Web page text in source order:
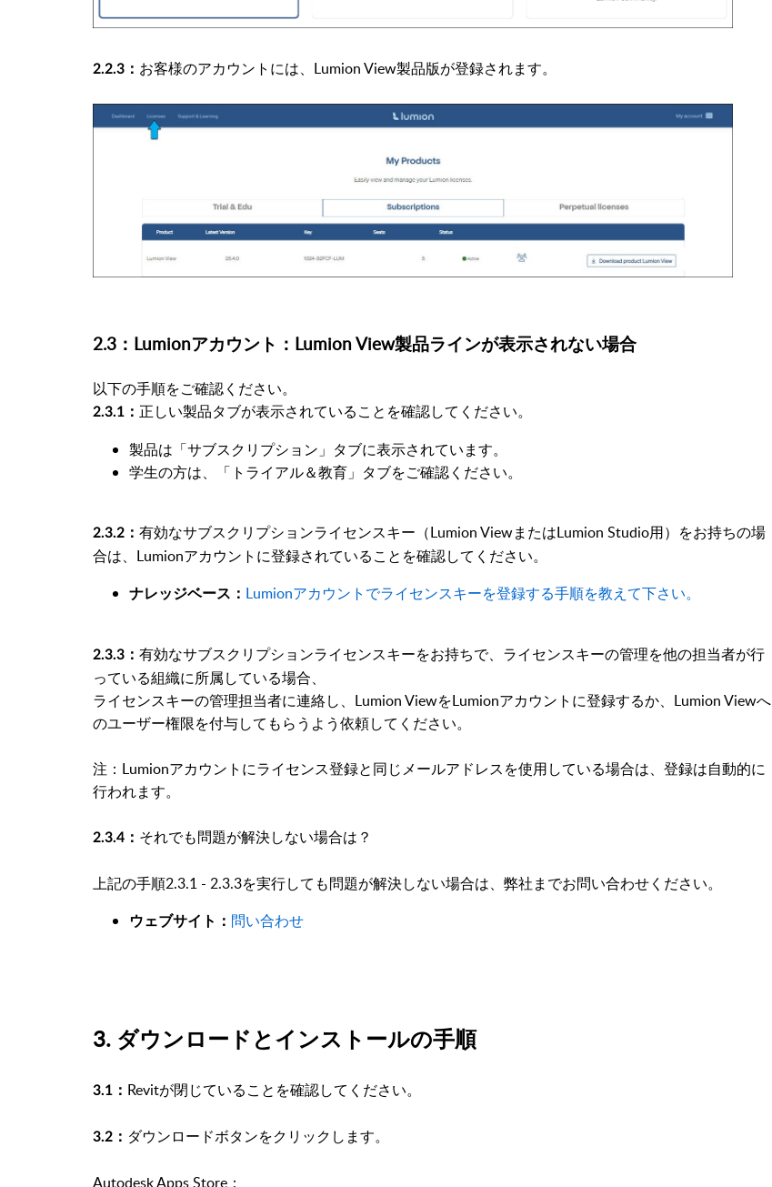
2.2.3： お客様のアカウントには、Lumion View製品版が登録されます。
2.3：Lumionアカウント：Lumion View製品ラインが表示されない場合
以下の手順をご確認ください。
2.3.1： 正しい製品タブが表示されていることを確認してください。
製品は「サブスクリプション」タブに表示されています。
学生の方は、「トライアル＆教育」タブをご確認ください。
2.3.2： 有効なサブスクリプションライセンスキー（Lumion ViewまたはLumion Studio用）をお持ちの場
合は、Lumionアカウントに登録されていることを確認してください。
ナレッジベース： Lumionアカウントでライセンスキーを登録する手順を教えて下さい。
2.3.3： 有効なサブスクリプションライセンスキーをお持ちで、ライセンスキーの管理を他の担当者が行
っている組織に所属している場合、
ライセンスキーの管理担当者に連絡し、Lumion ViewをLumionアカウントに登録するか、Lumion Viewへ
のユーザー権限を付与してもらうよう依頼してください。
注：Lumionアカウントにライセンス登録と同じメールアドレスを使用している場合は、登録は自動的に
行われます。
2.3.4： それでも問題が解決しない場合は？
上記の手順2.3.1 - 2.3.3を実行しても問題が解決しない場合は、弊社までお問い合わせください。
ウェブサイト： 問い合わせ
3. ダウンロードとインストールの手順
3.1： Revitが閉じていることを確認してください。
3.2： ダウンロードボタンをクリックします。
Autodesk Apps Store：